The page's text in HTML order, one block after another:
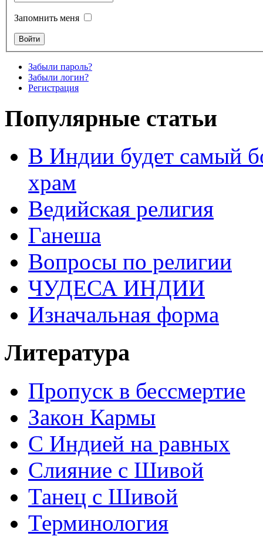
Запомнить меня
Забыли пароль?
Забыли логин?
Регистрация
Популярные статьи
В Индии будет самый
храм
Ведийская религия
Ганеша
Вопросы по религии
ЧУДЕСА ИНДИИ
Изначальная форма
Литература
Пропуск в бессмертие
Закон Кармы
С Индией на равных
Слияние с Шивой
Танец с Шивой
Терминология